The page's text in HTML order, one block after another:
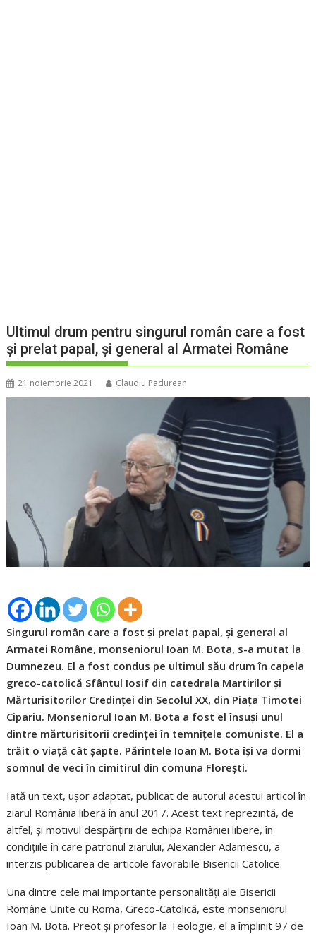
Ultimul drum pentru singurul român care a fost
și prelat papal, și general al Armatei Române
21 noiembrie 2021 Claudiu Padurean
Singurul român care a fost și prelat papal, și general al
Armatei Române, monseniorul Ioan M. Bota, s-a mutat la
Dumnezeu. El a fost condus pe ultimul său drum în capela
greco-catolică Sfântul Iosif din catedrala Martirilor și
Mărturisitorilor Credinței din Secolul XX, din Piața Timotei
Cipariu. Monseniorul Ioan M. Bota a fost el însuși unul
dintre mărturisitorii credinței în temnițele comuniste. El a
trăit o viață cât șapte. Părintele Ioan M. Bota își va dormi
somnul de veci în cimitirul din comuna Florești.
Iată un text, ușor adaptat, publicat de autorul acestui articol în
ziarul România liberă în anul 2017. Acest text reprezintă, de
altfel, și motivul despărțirii de echipa României libere, în
condițiile în care patronul ziarului, Alexander Adamescu, a
interzis publicarea de articole favorabile Bisericii Catolice.
Una dintre cele mai importante personalități ale Bisericii
Române Unite cu Roma, Greco-Catolică, este monseniorul
Ioan M. Bota. Preot și profesor la Teologie, el a împlinit 97 de